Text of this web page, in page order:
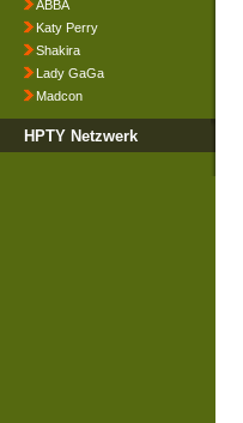
ABBA
Katy Perry
Shakira
Lady GaGa
Madcon
HPTY Netzwerk